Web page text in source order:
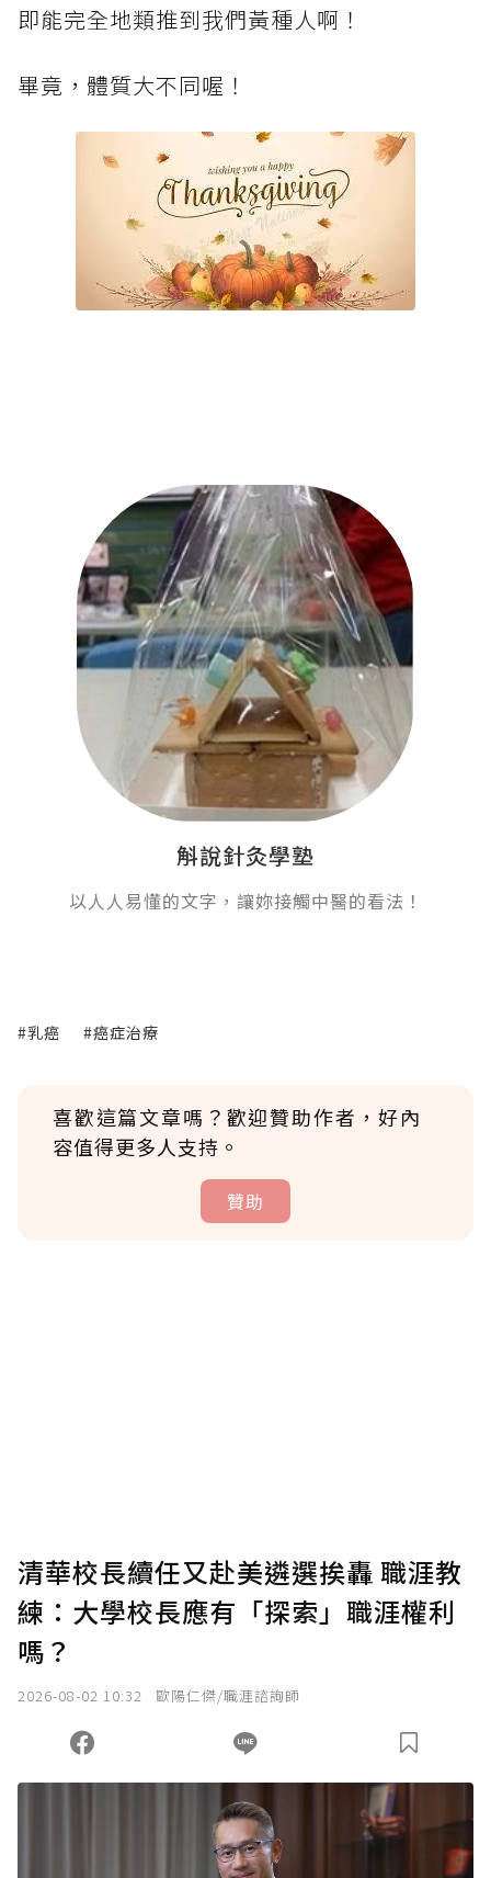
即能完全地類推到我們黃種人啊！
畢竟，體質大不同喔！
斛說針灸學塾
以人人易懂的文字，讓妳接觸中醫的看法！
#乳癌 #癌症治療
喜歡這篇文章嗎？歡迎贊助作者，好內
容值得更多人支持。
贊助
確認送出
您當前剩餘 U 利點數：0點；前往 購買點數
清華校長續任又赴美遴選挨轟 職涯教
練：大學校長應有「探索」職涯權利
嗎？
2026-08-02 10:32 歐陽仁傑/職涯諮詢師